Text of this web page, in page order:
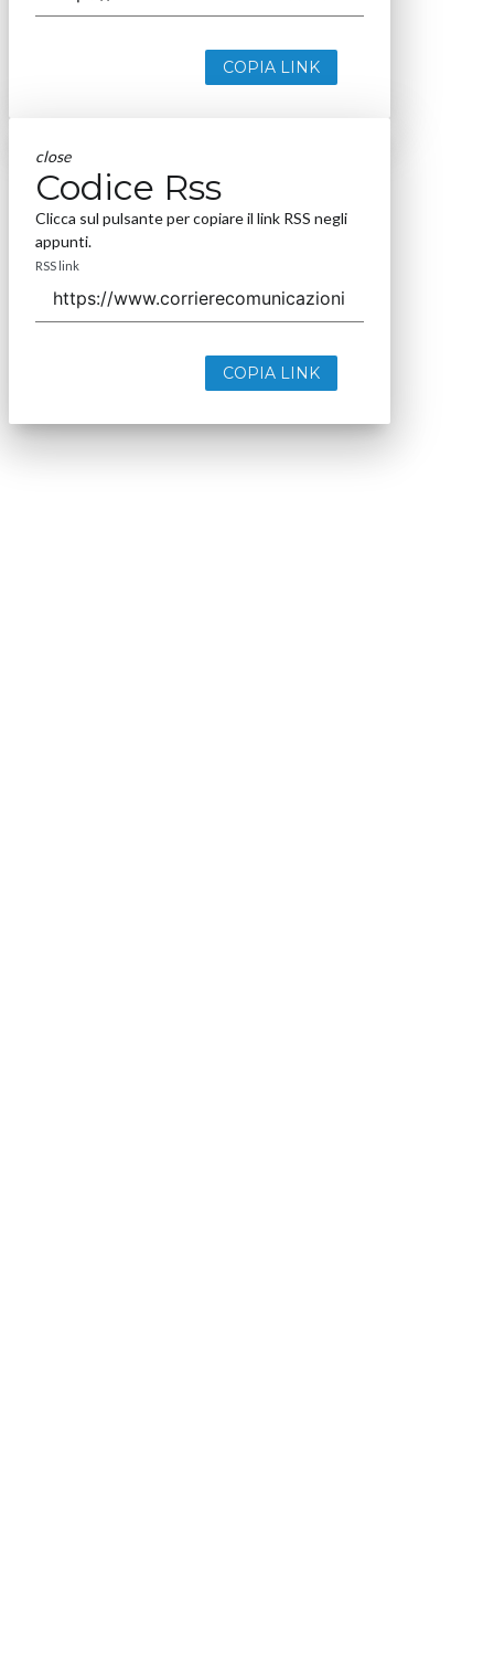
COPIA LINK
close
Codice Rss
Clicca sul pulsante per copiare il link RSS negli
appunti.
RSS link
COPIA LINK